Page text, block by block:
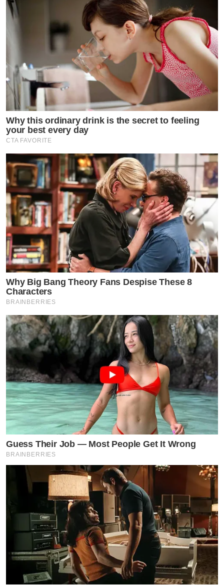
Why this ordinary drink is the secret to feeling
your best every day
CTA FAVORITE
Why Big Bang Theory Fans Despise These 8
Characters
BRAINBERRIES
Guess Their Job — Most People Get It Wrong
BRAINBERRIES